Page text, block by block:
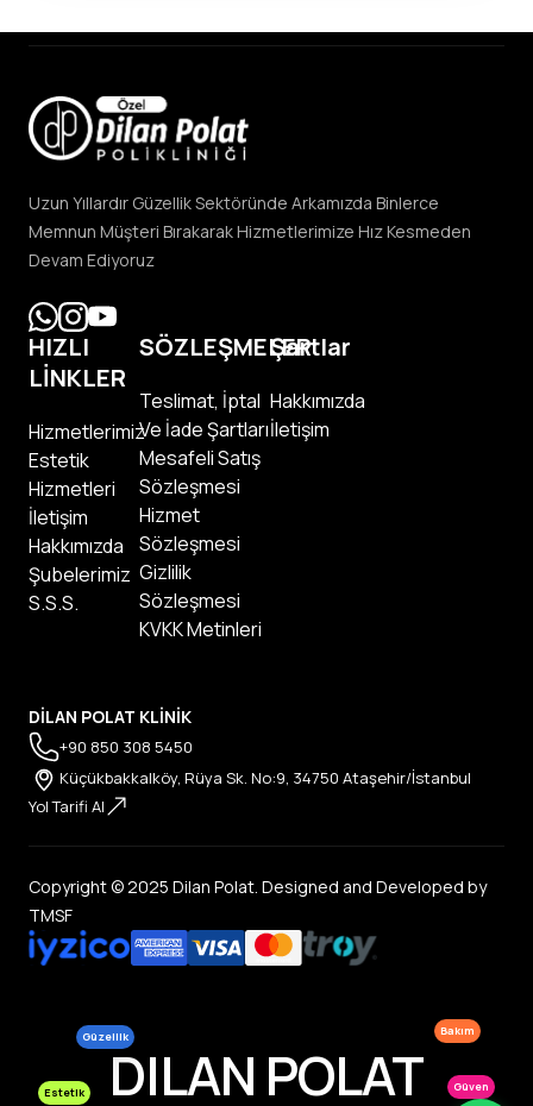
Uzun Yıllardır Güzellik Sektöründe Arkamızda Binlerce
Memnun Müşteri Bırakarak Hizmetlerimize Hız Kesmeden
Devam Ediyoruz
HIZLI
LİNKLER
Hizmetlerimiz
Estetik
Hizmetleri
İletişim
Hakkımızda
Şubelerimiz
S.S.S.
SÖZLEŞMELER
Teslimat, İptal
Ve İade Şartları
Mesafeli Satış
Sözleşmesi
Hizmet
Sözleşmesi
Gizlilik
Sözleşmesi
KVKK Metinleri
Şartlar
Hakkımızda
İletişim
DİLAN POLAT KLİNİK
+90 850 308 5450
Küçükbakkalköy, Rüya Sk. No:9, 34750 Ataşehir/İstanbul
Yol Tarifi Al
Copyright © 2025 Dilan Polat. Designed and Developed by
TMSF
DILAN POLAT
Estetik
Güzellik Bakım
Güven